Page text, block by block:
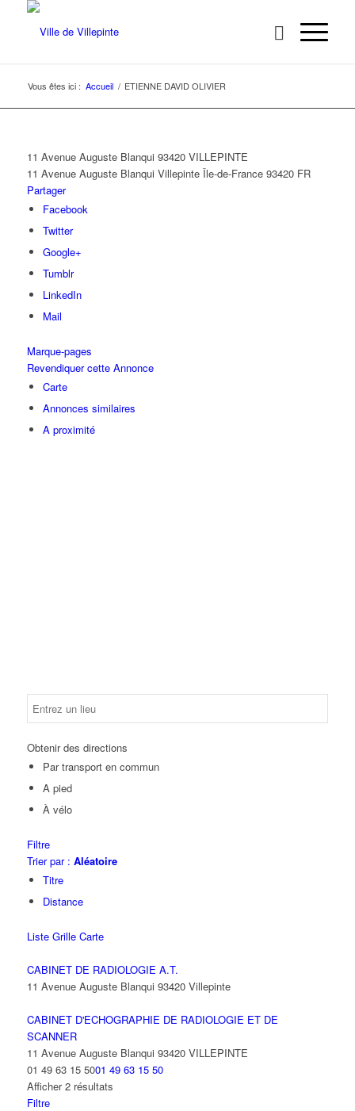
Vous êtes ici : Accueil / ETIENNE DAVID OLIVIER
11 Avenue Auguste Blanqui 93420 VILLEPINTE
11 Avenue Auguste Blanqui Villepinte Île-de-France 93420 FR
Partager
Facebook
Twitter
Google+
Tumblr
LinkedIn
Mail
Marque-pages
Revendiquer cette Annonce
Carte
Annonces similaires
A proximité
Obtenir des directions
Par transport en commun
A pied
À vélo
Filtre
Trier par : Aléatoire
Titre
Distance
Liste Grille Carte
CABINET DE RADIOLOGIE A.T.
11 Avenue Auguste Blanqui 93420 Villepinte
CABINET D'ECHOGRAPHIE DE RADIOLOGIE ET DE
SCANNER
11 Avenue Auguste Blanqui 93420 VILLEPINTE
01 49 63 15 5001 49 63 15 50
Afficher 2 résultats
Filtre